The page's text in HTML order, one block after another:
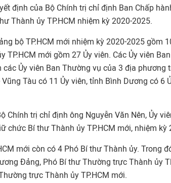
định của Bộ Chính trị chỉ định Ban Chấp
Thành ủy TP.HCM nhiệm kỳ 2020-2025.
bộ TP.HCM mới nhiệm kỳ 2020-2025 gồm
TP.HCM mới gồm 27 Ủy viên. Các Ủy viên
các Ủy viên Ban Thường vụ của 3 địa phương
Tàu có 11 Ủy viên, tỉnh Bình Dương có 6
Chính trị chỉ định ông Nguyễn Văn Nên, Ủy
chức Bí thư Thành ủy TP.HCM mới, nhiệm kỳ
mới còn có 4 Phó Bí thư Thành ủy. Trong
Đảng, Phó Bí thư Thường trực Thành ủy
trực Thành ủy TP.HCM mới.